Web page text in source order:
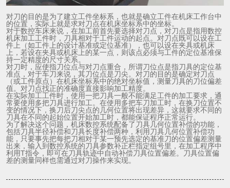
对刀的目的是为了建立工件坐标系，也就是确立工件在机床工作台中
的位置，实际上就是求对刀点在机床坐标系中的坐标。
对于数控车床来说，在加工前首先要选择对刀点，对刀点是指用数控
机床加工工件时，刀具相对于工件运动的起点。对刀点既可以设在工
件上（如工件上的设计基准或定位基准），也可以设在夹具或机床
上，若设在夹具或机床上的某一点，则该点必须与工件的定位基准保
持一定精度的尺寸关系。
对刀时，应使指刀位点与对刀点重合，所谓刀位点是指刀具的定位基
准点，对于车刀来说，其刀位点是刀尖。对刀的目的是确定对刀点
（或工件原点）在机床坐标系中的绝对坐标值，测量刀具的刀位偏差
值。对刀点找正的准确度直接影响加工精度。
在实际加工工件时，使用一把刀具一般不能满足工件的加工要求，通
常要使用多把刀具进行加工。在使用多把车刀加工时，在换刀位置不
变的情况下，换刀后刀尖点的几何位置将出现差异，这就要求不同的
刀具在不同的起始位置开始加工时，都能保证程序正常运行。
为了解决这个问题，机床数控系统配备了刀具几何位置补偿的功能，
包括刀具半径补偿和刀具长度补偿两种，利用刀具几何位置补偿功
能，只要事先把每把刀相对于某一预先选定的基准刀的位置偏差测量
出来，输入到数控系统的刀具参数补正栏指定组号里，在加工程序中
利用T指令，即可在刀具轨迹中自动补偿刀具位置偏差。刀具位置偏
差的测量同样也需通过对刀操作来实现。